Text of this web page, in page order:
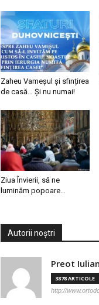
Zaheu Vameșul și sfințirea
de casă… Și nu numai!
Ziua Învierii, să ne
luminăm popoare…
Autorii noștri
Preot
3878 ARTICOLE
http://